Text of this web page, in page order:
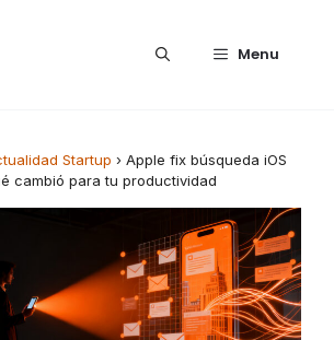
Menu
Startup › Apple fix búsqueda iOS
cambió para tu productividad